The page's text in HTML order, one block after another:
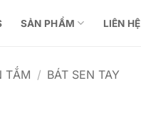
SẢN PHẨM LIÊN HỆ
TẮM / BÁT SEN TAY